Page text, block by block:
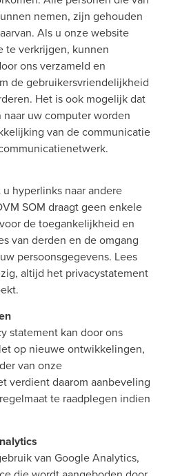
nemen, zijn gehouden
Als u onze website
te verkrijgen, kunnen
ons verzameld en
de gebruikersvriendelijkheid
Het is ook mogelijk dat
uw computer worden
van de communicatie
hyperlinks naar andere
SOM draagt geen enkele
de toegankelijkheid en
van derden en de omgang
persoonsgegevens. Lees
altijd het privacystatement
statement kan door ons
op nieuwe ontwikkelingen,
van onze
verdient daarom aanbeveling
te raadplegen indien
van Google Analytics,